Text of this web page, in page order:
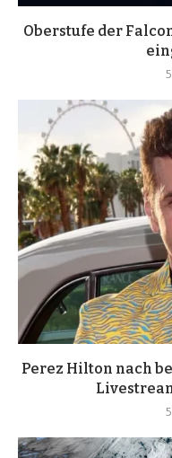
Oberstufe der
Perez Hilton nach